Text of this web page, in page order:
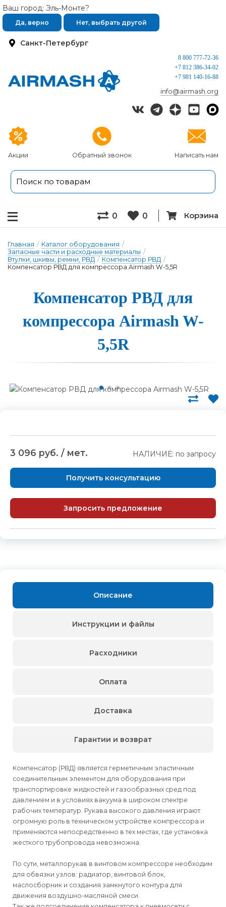
Санкт-Петербург
Ваш город: Эль-Монте?
Да, верно Нет, выбрать другой
Акции Обратный звонок Написать нам
8 800 777-72-36
+7 812 386-34-02
+7 981 140-16-88
info@airmash.org
0 0 Корзина
Главная / Каталог оборудования /
Запасные части и расходные материалы /
Втулки, шкивы, ремни, РВД / Компенсатор РВД /
Компенсатор РВД для компрессора Airmash W-5,5R
Компенсатор РВД для
ком­прес­со­ра Airmash W-
5,5R
3 096 руб. / мет. НАЛИЧИЕ: по запросу
Получить консультацию
Запросить предложение
Описание
Компенсатор (РВД) является герметичным эластичным
соединительным элементом для оборудования при
транспортировке жидкостей и газообразных сред под
давлением и в условиях вакуума в широком спектре
рабочих температур. Рукава высокого давления играют
огромную роль в техническом устройстве компрессора и
применяются непосредственно в тех местах, где установка
жесткого трубопровода невозможна.
По сути, металлорукав в винтовом компрессоре необходим
для обвязки узлов: радиатор, винтовой блок,
маслосборник и создания замкнутого контура для
движения воздушно-масляной смеси.
Инструкции и файлы
Расходники
Оплата
Доставка
Гарантии и возврат